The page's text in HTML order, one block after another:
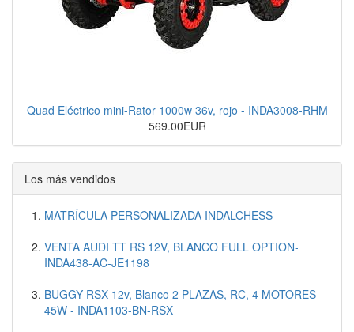
Quad Eléctrico mini-Rator 1000w 36v, rojo - INDA3008-RHM
569.00EUR
Los más vendidos
MATRÍCULA PERSONALIZADA INDALCHESS -
VENTA AUDI TT RS 12V, BLANCO FULL OPTION-
INDA438-AC-JE1198
BUGGY RSX 12v, Blanco 2 PLAZAS, RC, 4 MOTORES
45W - INDA1103-BN-RSX